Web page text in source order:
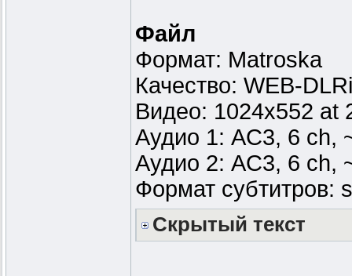
Файл
Формат: Matroska
Качество: WEB-
Видео: 1024x552 at
Аудио 1: AC3, 6 ch,
Аудио 2: AC3, 6 ch,
Формат субтитров:
Скрытый текст